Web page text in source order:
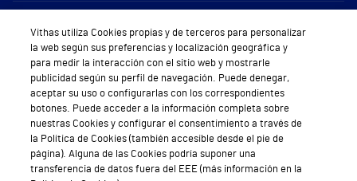
Sobre Vithas
Quiénes somos
Trabajar en Vithas
Teléfono Cita Médica
Teléfono Atención al Cliente
Vithas utiliza Cookies propias y de terceros para personalizar
la web según sus preferencias y localización geográfica y
para medir la interacción con el sitio web y mostrarle
publicidad según su perfil de navegación. Puede denegar,
aceptar su uso o configurarlas con los correspondientes
botones. Puede acceder a la información completa sobre
nuestras Cookies y configurar el consentimiento a través de
la Política de Cookies (también accesible desde el pie de
página). Alguna de las Cookies podría suponer una
transferencia de datos fuera del EEE (más información en la